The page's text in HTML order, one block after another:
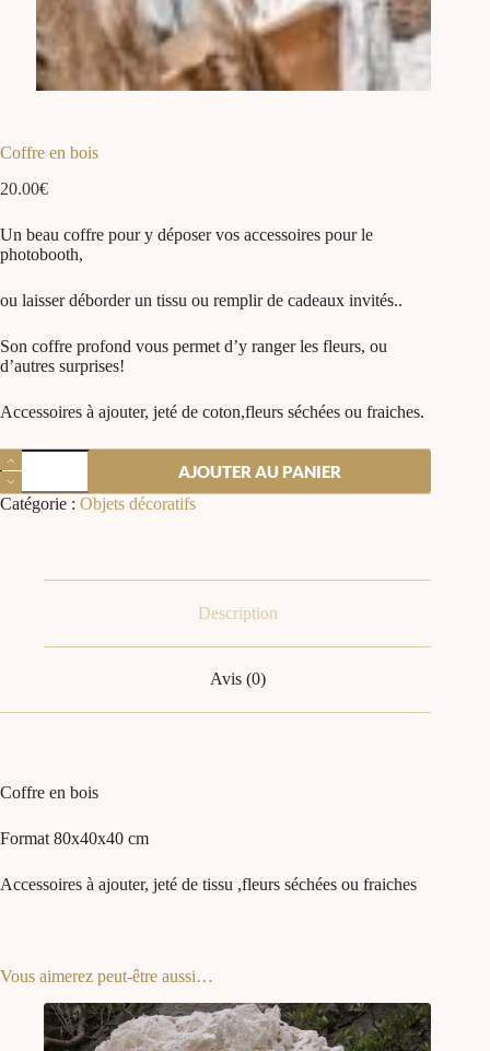
Coffre en bois
20.00€
Un beau coffre pour y déposer vos accessoires pour le
photobooth,
ou laisser déborder un tissu ou remplir de cadeaux invités..
Son coffre profond vous permet d’y ranger les fleurs, ou
d’autres surprises!
Accessoires à ajouter, jeté de coton,fleurs séchées ou fraiches.
AJOUTER AU PANIER
Catégorie : Objets décoratifs
Description
Avis (0)
Coffre en bois
Format 80x40x40 cm
Accessoires à ajouter, jeté de tissu ,fleurs séchées ou fraiches
Vous aimerez peut-être aussi…